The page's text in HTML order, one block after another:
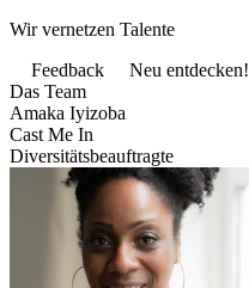
Wir vernetzen Talente
Feedback
Neu entdecken!
Das Team
Amaka Iyizoba
Cast Me In
Diversitätsbeauftragte